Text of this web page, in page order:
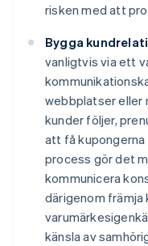
risken med att
Bygga
vanligtvis via ett
webbplatser eller
kunder följer,
att få kupongerna
process gör det
kommunicera
därigenom främja
känsla av